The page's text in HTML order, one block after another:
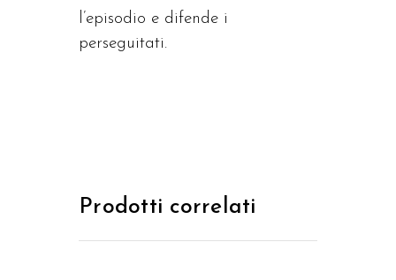
l’episodio e difende i
perseguitati.
Prodotti correlati